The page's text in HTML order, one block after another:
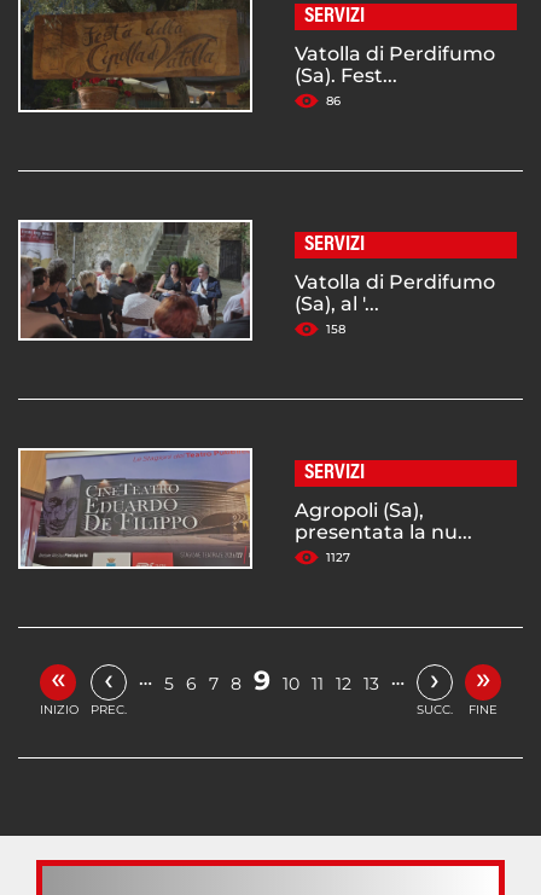
SERVIZI
Vatolla di Perdifumo
(Sa). Fest...
86
SERVIZI
Vatolla di Perdifumo
(Sa), al '...
158
SERVIZI
Agropoli (Sa),
presentata la nu...
1127
«
INIZIO
‹
PREC.
… 5 6 7 8 9 10 11 12 13 … ›
SUCC.
»
FINE